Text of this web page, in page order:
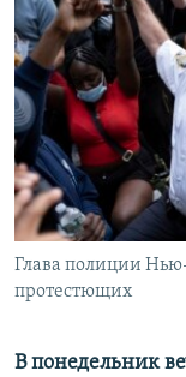
СИБИРЬ.РЕАЛИИ
РАСПИСАНИЕ
ПОДПИШИТЕСЬ
СОЦИАЛЬНЫЕ СЕТИ
Глава полиции
протестющих
В понедельник